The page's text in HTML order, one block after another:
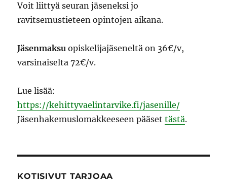
Voit liittyä seuran jäseneksi jo
ravitsemustieteen opintojen aikana.
Jäsenmaksu opiskelijajäseneltä on 36€/v,
varsinaiselta 72€/v.
Lue lisää:
https://kehittyvaelintarvike.fi/jasenille/
Jäsenhakemuslomakkeeseen pääsettästä.
KOTISIVUT TARJOAA